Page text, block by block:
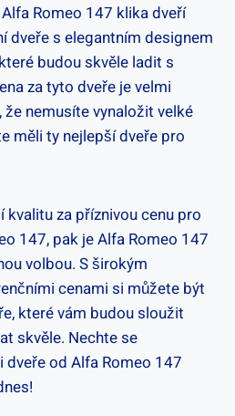
Romeo 147 klika dveří
dveře s elegantním designem
budou skvěle ladit s
za tyto dveře je velmi
že nemusíte vynaložit velké
měli ty nejlepší dveře pro
kvalitu za příznivou cenu pro
147, pak je Alfa Romeo 147
volbou. S širokým
cenami si můžete být
které vám budou sloužit
skvěle. Nechte se
od Alfa Romeo 147